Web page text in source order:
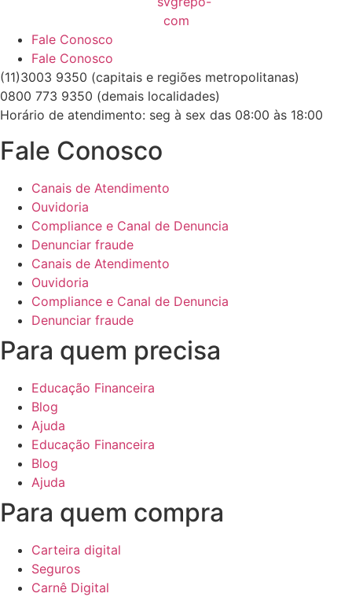
Fale Conosco
Fale Conosco
(11)3003 9350 (capitais e regiões metropolitanas)
0800 773 9350 (demais localidades)
Horário de atendimento: seg à sex das 08:00 às 18:00
Fale Conosco
Canais de Atendimento
Ouvidoria
Compliance e Canal de Denuncia
Denunciar fraude
Canais de Atendimento
Ouvidoria
Compliance e Canal de Denuncia
Denunciar fraude
Para quem precisa
Educação Financeira
Blog
Ajuda
Educação Financeira
Blog
Ajuda
Para quem compra
Carteira digital
Seguros
Carnê Digital